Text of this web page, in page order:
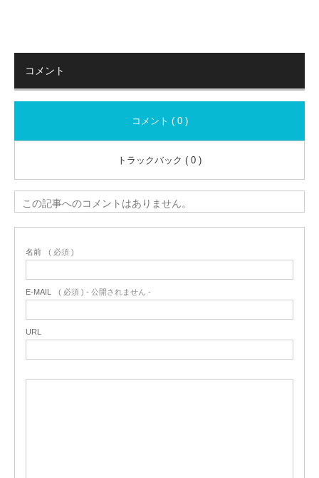
コメント
コメント ( 0 )
トラックバック ( 0 )
この記事へのコメントはありません。
名前 ( 必須 )
E-MAIL ( 必須 ) - 公開されません -
URL